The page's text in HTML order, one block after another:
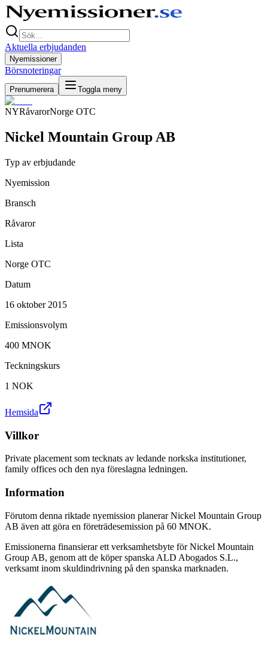
Aktuella erbjudanden
Nyemissioner
Börsnoteringar
Prenumerera Toggla meny
NYRåvarorNorge OTC
Nickel Mountain Group AB
Typ av erbjudande
Nyemission
Bransch
Råvaror
Lista
Norge OTC
Datum
16 oktober 2015
Emissionsvolym
400 MNOK
Teckningskurs
1 NOK
Hemsida
Villkor
Private placement som tecknats av ledande norkska institutioner,
family offices och den nya föreslagna ledningen.
Information
Förutom denna riktade nyemission planerar Nickel Mountain Group
AB även att göra en företrädesemission på 60 MNOK.
Emissionerna finansierar ett verksamhetsbyte för Nickel Mountain
Group AB, genom att de köper spanska ALD Abogados S.L.,
verksamt inom skuldindrivning på den spanska marknaden.